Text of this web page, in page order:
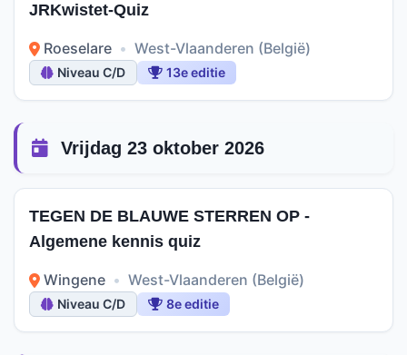
JRKwistet-Quiz
Roeselare • West-Vlaanderen (België)
Niveau C/D 13e editie
Vrijdag 23 oktober 2026
TEGEN DE BLAUWE STERREN OP -
Algemene kennis quiz
Wingene • West-Vlaanderen (België)
Niveau C/D 8e editie